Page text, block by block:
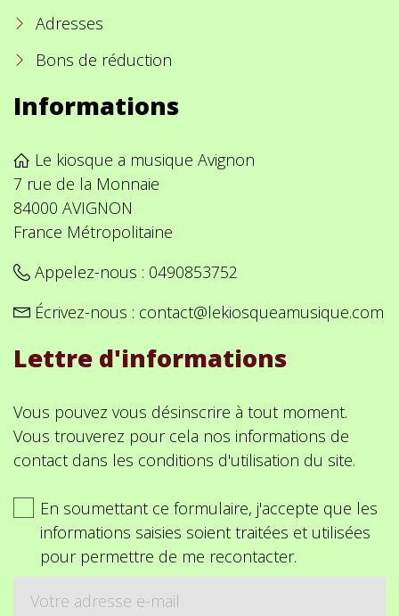
Adresses
Bons de réduction
Informations
Le kiosque a musique Avignon
7 rue de la Monnaie
84000 AVIGNON
France Métropolitaine
Appelez-nous : 0490853752
Écrivez-nous : contact@lekiosqueamusique.com
Lettre d'informations
Vous pouvez vous désinscrire à tout moment.
Vous trouverez pour cela nos informations de
contact dans les conditions d'utilisation du site.
En soumettant ce formulaire, j'accepte que les
informations saisies soient traitées et utilisées
pour permettre de me recontacter.